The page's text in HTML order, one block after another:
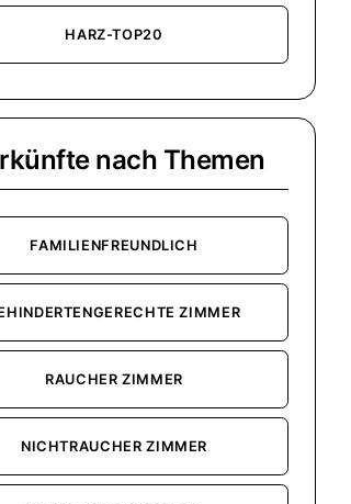
HARZ-TOP20
nach Themen
FAMILIENFREUNDLICH
ZIMMER
RAUCHER ZIMMER
NICHTRAUCHER ZIMMER